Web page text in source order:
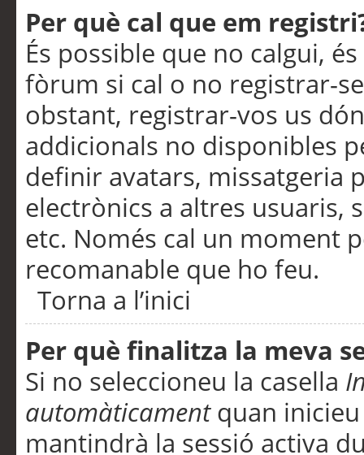
Per què cal que em
És possible que no calgui,
fòrum si cal o no registrar-
obstant, registrar-vos us
addicionals no disponibles
definir avatars, missatgeria
electrònics a altres usuaris,
etc. Només cal un moment
recomanable que ho feu.
Torna a l’inici
Per què finalitza la meva
Si no seleccioneu la casella
automàticamentquan inicieu
mantindrà la sessió activa